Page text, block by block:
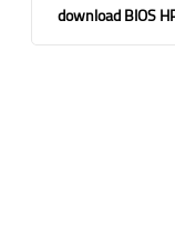
download BIOS